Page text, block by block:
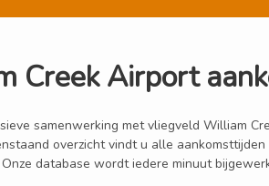
Creek Airport
samenwerking met vliegveld William
overzicht vindt u alle
database wordt iedere minuut